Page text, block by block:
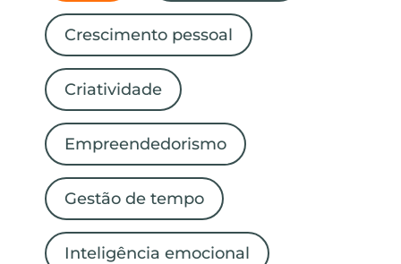
Crescimento pessoal
Criatividade
Empreendedorismo
Gestão de tempo
Inteligência emocional